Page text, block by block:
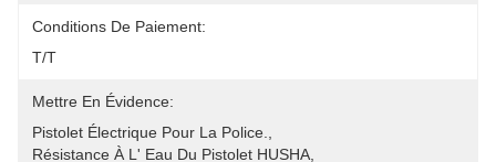
Conditions De Paiement:
T/T
Mettre En Évidence:
Pistolet Électrique Pour La Police.
Résistance À L' Eau Du Pistolet HUSHA